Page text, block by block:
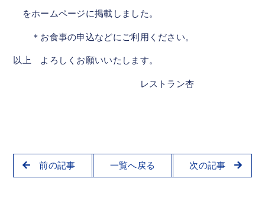
をホームページに掲載しました。
＊お食事の申込などにご利用ください。
以上 よろしくお願いいたします。
レストラン杏
次の記事
一覧へ戻る
前の記事